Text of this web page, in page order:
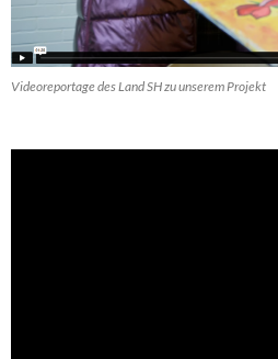
Videoreportage des Land SH zu unserem Projekt